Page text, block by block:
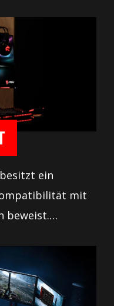
volle Leistung
einfach war
eines
ein
mit
beweist.
Keep-Out-
damit